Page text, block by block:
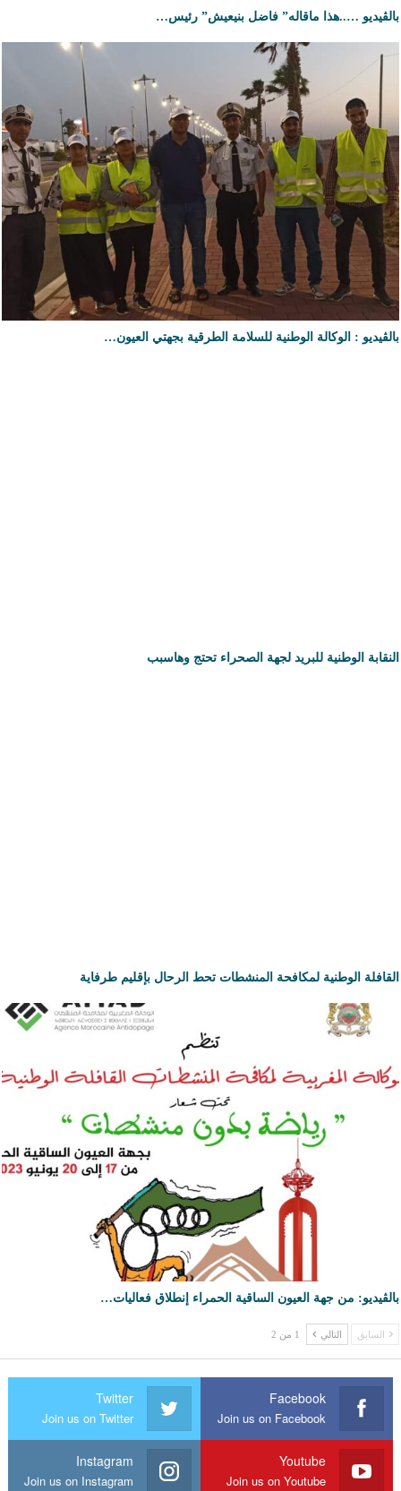
بالڤيديو …..هذا ماقاله” فاضل بنيعيش” رئيس…
بالڤيديو : الوكالة الوطنية للسلامة الطرقية بجهتي العيون…
النقابة الوطنية للبريد لجهة الصحراء تحتج وهاسبب
القافلة الوطنية لمكافحة المنشطات تحط الرحال بإقليم طرفاية
بالڤيديو: من جهة العيون الساقية الحمراء إنطلاق فعاليات…
السابق التالي 1 من 2
Facebook
Join us on Facebook
Twitter
Join us on Twitter
Youtube
Join us on Youtube
Instagram
Join us on Instagram